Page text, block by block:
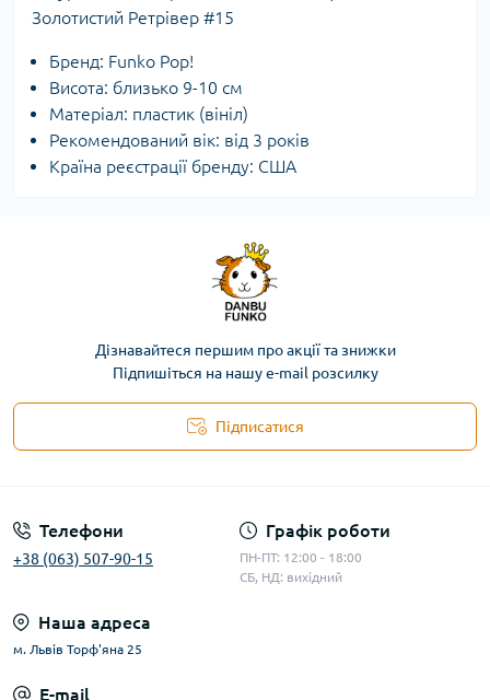
Золотистий Ретрівер #15
Бренд: Funko Pop!
Висота: близько 9-10 см
Матеріал: пластик (вініл)
Рекомендований вік: від 3 років
Країна реєстрації бренду: США
Дізнавайтеся першим про акції та знижки
Підпишіться на нашу e-mail розсилку
Підписатися
Телефони
+38 (063) 507-90-15
Графік роботи
ПН-ПТ: 12:00 - 18:00
СБ, НД: вихідний
Наша адреса
м. Львів Торф'яна 25
E-mail